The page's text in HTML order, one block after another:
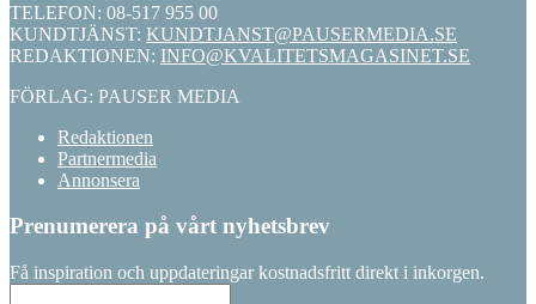
TELEFON: 08-517 955 00
KUNDTJÄNST: KUNDTJANST@PAUSERMEDIA.SE
REDAKTIONEN: INFO@KVALITETSMAGASINET.SE
FÖRLAG: PAUSER MEDIA
Redaktionen
Partnermedia
Annonsera
Prenumerera på vårt nyhetsbrev
Få inspiration och uppdateringar kostnadsfritt direkt i inkorgen.